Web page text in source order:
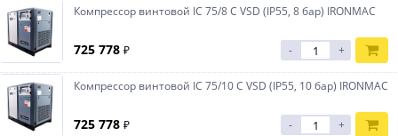
Компрессор винтовой IC 75/8 C VSD (IP55, 8 бар) IRONMAC
725 778 ₽ - +
Компрессор винтовой IC 75/10 C VSD (IP55, 10 бар) IRONMAC
725 778 ₽ - +